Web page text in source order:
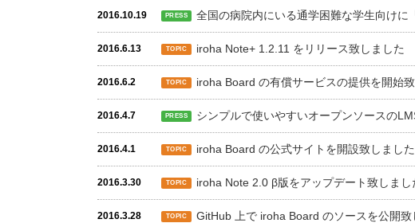
2016.10.19 PRESS 全国の病院内にいる通学困難な学生向け
2016.6.13 TOPIC iroha Note+ 1.2.11 をリリース致しました
2016.6.2 TOPIC iroha Board の有償サービスの提供を開始
2016.4.7 PRESS シンプルで使いやすいオープンソースの
2016.4.1 TOPIC iroha Board の公式サイトを開設致しました
2016.3.30 TOPIC iroha Note 2.0 β版をアップデート致しまし
2016.3.28 TOPIC GitHub 上で iroha Board のソースを公開致